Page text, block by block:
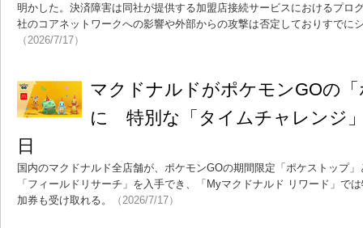
明かした。決済障害は同社が提供する加盟店接続サービスにおけるプロ
社のコアネットワークへの影響や外部からの攻撃は否定しておりすでに
（2026/7/17）
マクドナルドがポケモンGOの
に 特別な「タイムチャレンジ
日
国内のマクドナルド全店舗が、ポケモンGOの期間限定「ポケストップ
「フィールドリサーチ」を入手でき、「Myマクドナルド リワード」で
加券も受け取れる。
（2026/7/17）